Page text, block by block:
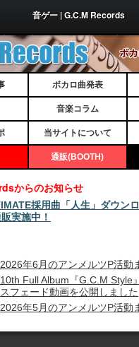
音ゲー | G.C.M Records
ボカロ曲発表
音楽コラム
当サイトについて
通販(BOOTH)
からのお知らせ
採用曲「人生」ダウン
実施中！
2026年6月のアンメルツP活動
10th Full Album『G.C.M Style
スフェード動画を公開しました
2026年5月のアンメルツP活動